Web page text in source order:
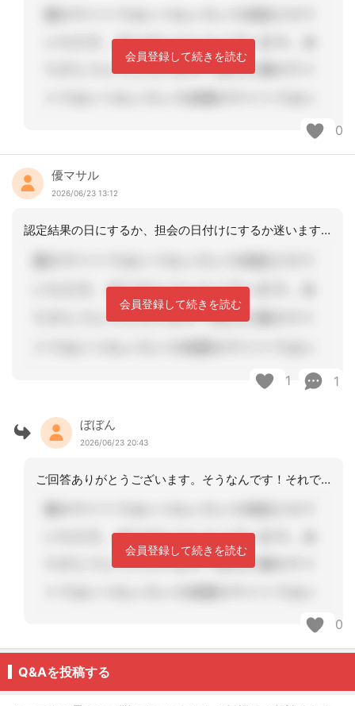
会員登録して続きを読む
0
優マサル
2026/06/23 13:12
認定結果の日にするか、担会の日付けにするか迷いますね。当施設では家族が来所された
会員登録して続きを読む
1 1
ぼぼん
2026/06/23 20:43
ご回答ありがとうございます。そうなんです！それで正直迷ってました。わかりやすい説
会員登録して続きを読む
0
Q&Aを投稿する